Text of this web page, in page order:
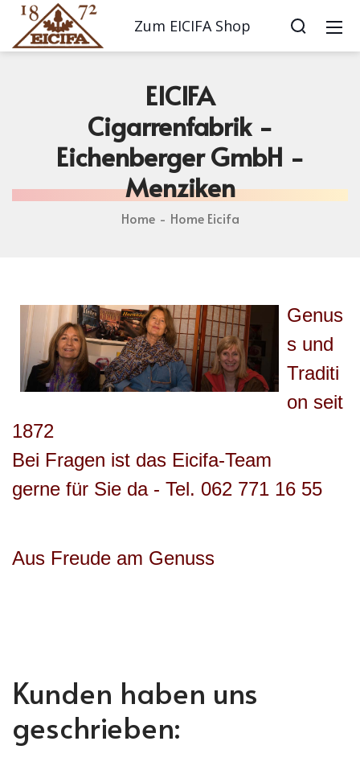
Zum EICIFA Shop
EICIFA
Cigarrenfabrik -
Eichenberger GmbH -
Menziken
Home Home Eicifa
Genus
s und
Traditi
on seit
1872
Bei Fragen ist das Eicifa-Team
gerne für Sie da - Tel. 062 771 16 55
Aus Freude am Genuss
Kunden haben uns
geschrieben: